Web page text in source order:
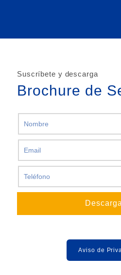
Suscríbete y descarga
Brochure de
Aviso de